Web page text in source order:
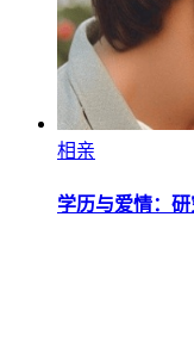
相亲
学历与爱情：